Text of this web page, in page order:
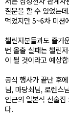
질문을 할 수 있었는
먹었지만 5~6차 미션
챌린저분들과도 즐거
번 올출 실패는 챌린
이 될 것이라고 예상
공식 행사가 끝난 후
님, 마당쇠님, 로렌스
인근의 일본식 선술
다.